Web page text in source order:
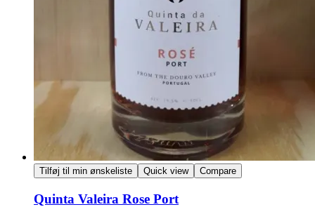
Tilføj til min ønskeliste Quick view Compare
Quinta Valeira Rose Port